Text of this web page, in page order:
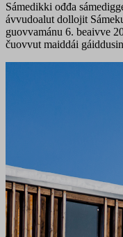
Sámedikki ođđa
ávvudoalut dollojit
guovvamánu 6. beaivve
čuovvut maiddái